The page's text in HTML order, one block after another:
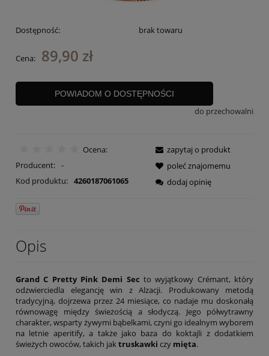
Dostępność: brak towaru
Cena: 89,90 zł
POWIADOM O DOSTĘPNOŚCI
do przechowalni
Ocena:
Producent: -
Kod produktu: 4260187061065
zapytaj o produkt
poleć znajomemu
dodaj opinię
Opis
Grand C Pretty Pink Demi Sec to wyjątkowy Crémant, który
odzwierciedla elegancję win z Alzacji. Produkowany metodą
tradycyjną, dojrzewa przez 24 miesiące, co nadaje mu doskonałą
równowagę między świeżością a słodyczą. Jego półwytrawny
charakter, wsparty żywymi bąbelkami, czyni go idealnym wyborem
na letnie aperitify, a także jako baza do koktajli z dodatkiem
świeżych owoców, takich jaktruskawki czy mięta.